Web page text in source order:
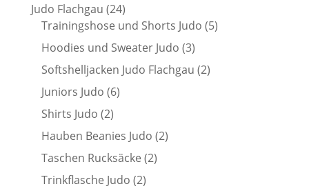
Judo Flachgau 2424
Produkte
Trainingshose und Shorts Judo 55
Hoodies und Sweater Judo 33
Produkte
Softshelljacken Judo Flachgau 22
Juniors Judo 66
Shirts Judo 22
Produkte
Hauben Beanies Judo 22
Taschen Rucksäcke 22
Trinkflasche Judo 22